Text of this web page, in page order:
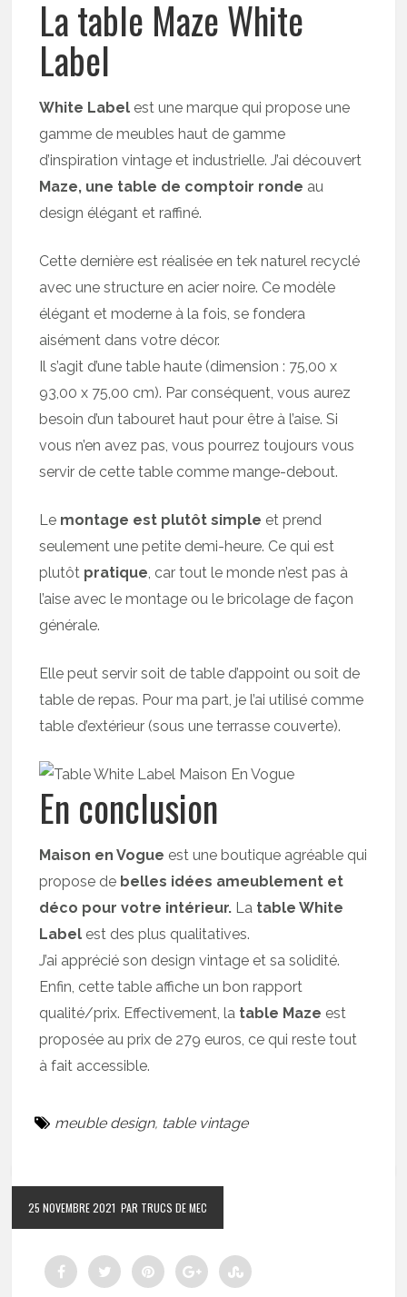
La table Maze White
Label
White Label est une marque qui propose une
gamme de meubles haut de gamme
d’inspiration vintage et industrielle. J’ai découvert
Maze, une table de comptoir ronde au
design élégant et raffiné.
Cette dernière est réalisée en tek naturel recyclé
avec une structure en acier noire. Ce modèle
élégant et moderne à la fois, se fondera
aisément dans votre décor.
Il s’agit d’une table haute (dimension : 75,00 x
93,00 x 75,00 cm). Par conséquent, vous aurez
besoin d’un tabouret haut pour être à l’aise. Si
vous n’en avez pas, vous pourrez toujours vous
servir de cette table comme mange-debout.
Le montage est plutôt simple et prend
seulement une petite demi-heure. Ce qui est
plutôt pratique , car tout le monde n’est pas à
l’aise avec le montage ou le bricolage de façon
générale.
Elle peut servir soit de table d’appoint ou soit de
table de repas. Pour ma part, je l’ai utilisé comme
table d’extérieur (sous une terrasse couverte).
En conclusion
Maison en Vogue est une boutique agréable qui
propose de belles idées ameublement et
déco pour votre intérieur. La table White
Label est des plus qualitatives.
J’ai apprécié son design vintage et sa solidité.
Enfin, cette table affiche un bon rapport
qualité/prix. Effectivement, la table Maze est
proposée au prix de 279 euros, ce qui reste tout
à fait accessible.
meuble design, table vintage
25 NOVEMBRE 2021 PAR TRUCS DE MEC